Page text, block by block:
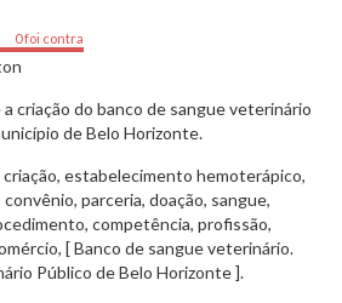
0 foi contra
criação do banco de sangue veterinário
de Belo Horizonte.
estabelecimento hemoterápico,
parceria, doação, sangue,
competência, profissão,
[ Banco de sangue veterinário.
Público de Belo Horizonte ].